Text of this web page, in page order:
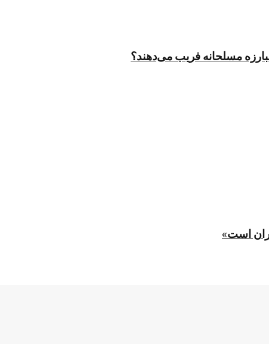
مسلحانه فریب می‌دهند؟
است»